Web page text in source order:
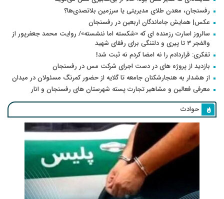
رفسنجان، معدن طلای مدیریتی یا سرزمین بلاتصدی‌ها؟
عکس| همایش جاماندگان اربعین در رفسنجان
سالروز اسارت رزمنده ای که «شکسته اما ننشسته»/ روایت محمد جعفرپور از
والفجر ۳ تا پیری و دلتنگی برای رفقای شهید
تفکری: قراردادم را نه امضا کردم نه ثبت شد!
بازدید از پروژه های در دست اجرای شرکت مس در رفسنجان
از هشدار به هنجارشکنان جامعه تا گلایه از حضور کمرنگ مسئولان در میدان
معرفی فعالین و مشاهیر تجارت پسته شهرستان های رفسنجان و انار
حوادث